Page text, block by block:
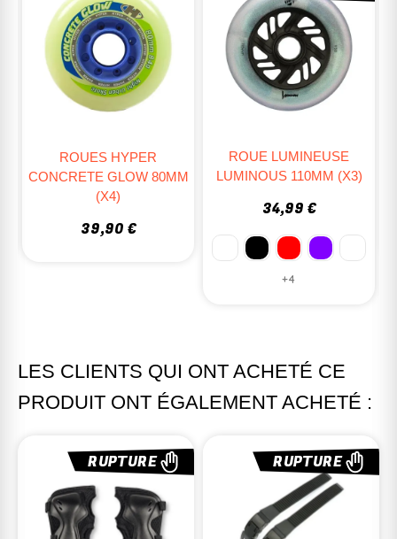
ROUES HYPER
CONCRETE GLOW 80MM
(X4)
39,90 €
ROUE LUMINEUSE
LUMINOUS 110MM (X3)
34,99 €
+4
LES CLIENTS QUI ONT ACHETÉ CE
PRODUIT ONT ÉGALEMENT ACHETÉ :
RUPTURE RUPTURE